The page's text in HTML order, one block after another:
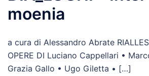
moenia
a cura di Alessandro Abrate
OPERE DI Luciano Cappellari •
Grazia Gallo • Ugo Giletta • […]